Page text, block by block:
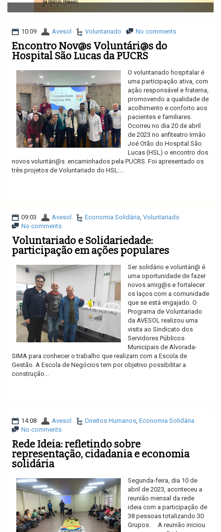
v
i
a
i
o
10:09 Avesol Voluntariado No comments
Encontro Nov@s Voluntári@s do
Hospital São Lucas da PUCRS
O voluntariado hospitalar é
uma participação ativa, com
ação responsável e fraterna,
promovendo a qualidade de
acolhimento e conforto aos
pacientes e familiares.
Ocorreu no dia 20 de abril
de 2023 no anfiteatro Irmão
Joé Otão do Hospital São
Lucas (HSL) o encontro dos
novos voluntári@s encaminhados pela PUCRS. Foi apresentado os
três projetos de Voluntariado do HSL:...
09:03 Avesol Economia Solidária Voluntariado
No comments
Voluntariado e Solidariedade:
participação em ações populares
Ser solidário e voluntári@ é
uma oportunidade de fazer
novos amig@s e fortalecer
os laços com a comunidade
que se está engajado. O
Programa de Voluntariado
da AVESOL realizou uma
visita ao Sindicato dos
Servidores Públicos
Municipais de Alvorada-
SIMA para conhecer o trabalho que realizam com a Escola de
Gestão. A Escola de Negócios tem por objetivo possibilitar a
construção...
14:08 Avesol Direitos Humanos Economia Solidária
No comments
Rede Ideia: refletindo sobre
representação, cidadania e economia
solidária
Segunda-feira, dia 10 de
abril de 2023, aconteceu a
reunião mensal da rede
ideia com a participação de
38 pessoas totalizando 30
Grupos. A reunião iniciou